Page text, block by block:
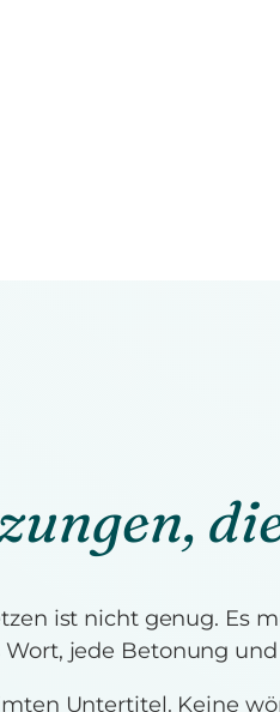
ist nicht genug. Es
jede Betonung
Untertitel. Keine